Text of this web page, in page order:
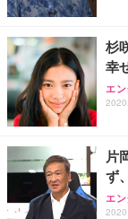
杉
幸
エ
片
ず
エ